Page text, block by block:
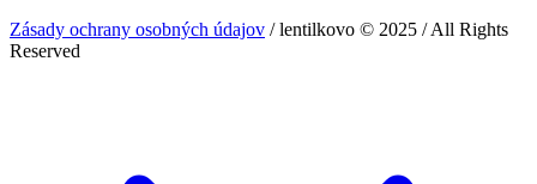
Zásady ochrany osobných údajov / lentilkovo © 2025 / All Rights
Reserved